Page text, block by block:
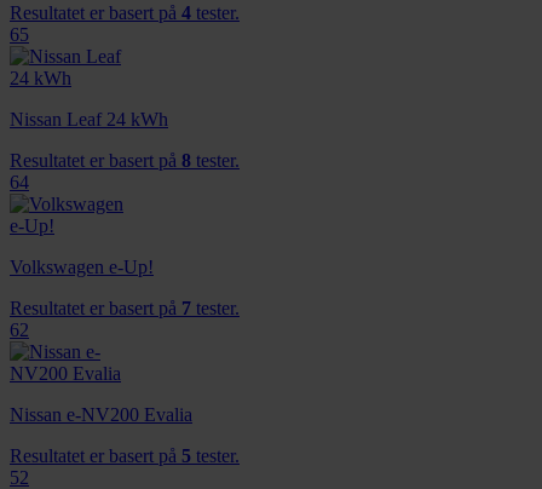
Resultatet er basert på 4 tester.
65
Nissan Leaf 24 kWh
Resultatet er basert på 8 tester.
64
Volkswagen e-Up!
Resultatet er basert på 7 tester.
62
Nissan e-NV200 Evalia
Resultatet er basert på 5 tester.
52